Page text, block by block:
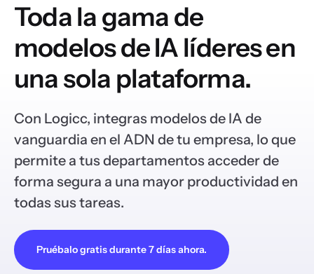
Toda la gama de
modelos de IA líderes en
una sola plataforma.
Con Logicc, integras modelos de IA de
vanguardia en el ADN de tu empresa, lo que
permite a tus departamentos acceder de
forma segura a una mayor productividad en
todas sus tareas.
Pruébalo gratis durante 7 días ahora.